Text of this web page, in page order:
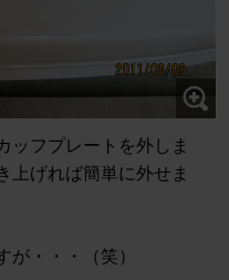
ッフプレートを外しま
上げれば簡単に外せま
が・・・（笑）